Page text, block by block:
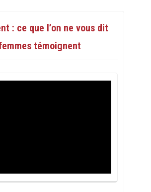
: ce que l’on ne vous dit
témoignent